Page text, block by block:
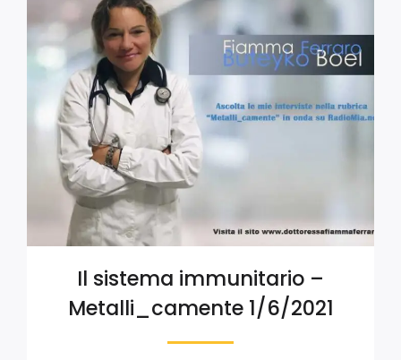
Il sistema immunitario –
Metalli_camente 1/6/2021